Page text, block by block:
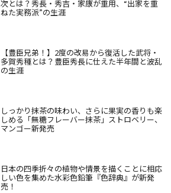
次とは？秀長・秀吉・家康が重用、“出家を重
ねた実務派”の生涯
【豊臣兄弟！】2度の改易から復活した武将・
多賀秀種とは？豊臣秀長に仕えた半年間と波乱
の生涯
しっかり抹茶の味わい、さらに果実の香りも楽
しめる「無糖フレーバー抹茶」ストロベリー、
マンゴー新発売
日本の四季折々の植物や情景を描くことに相応
しい色を集めた水彩色鉛筆『色辞典』が新発
売！